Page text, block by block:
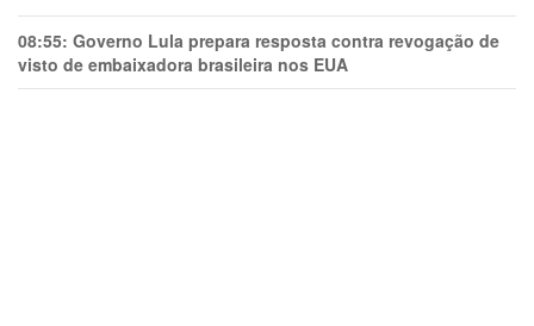
08:55: Governo Lula prepara resposta contra revogação de
visto de embaixadora brasileira nos EUA